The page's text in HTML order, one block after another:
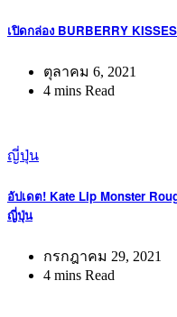
เปิดกล่อง BURBERRY
ตุลาคม 6, 2021
4 mins Read
ญี่ปุ่น
อัปเดต! Kate Lip Monster
ญี่ปุ่น
กรกฎาคม 29, 2021
4 mins Read